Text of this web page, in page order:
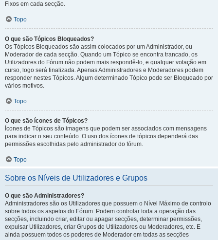
Fixos em cada secção.
Topo
O que são Tópicos Bloqueados?
Os Tópicos Bloqueados são assim colocados por um Administrador, ou
Moderador de cada secção. Quando um Tópico se encontra trancado, os
Utilizadores do Fórum não podem mais respondê-lo, e qualquer votação em
curso, logo será finalizada. Apenas Administradores e Moderadores podem
responder nestes Tópicos. Algum determinado Tópico pode ser Bloqueado por
vários motivos.
Topo
O que são ícones de Tópicos?
Ícones de Tópicos são imagens que podem ser associados com mensagens
para indicar o seu conteúdo. O uso dos ícones de tópicos dependerá das
permissões escolhidas pelo administrador do fórum.
Topo
Sobre os Níveis de Utilizadores e Grupos
O que são Administradores?
Administradores são os Utilizadores que possuem o Nível Máximo de controlo
sobre todos os aspetos do Fórum. Podem controlar toda a operação das
secções, incluindo criar, editar ou apagar secções, determinar permissões,
expulsar Utilizadores, criar Grupos de Utilizadores ou Moderadores, etc. E
ainda possuem todos os poderes de Moderador em todas as secções